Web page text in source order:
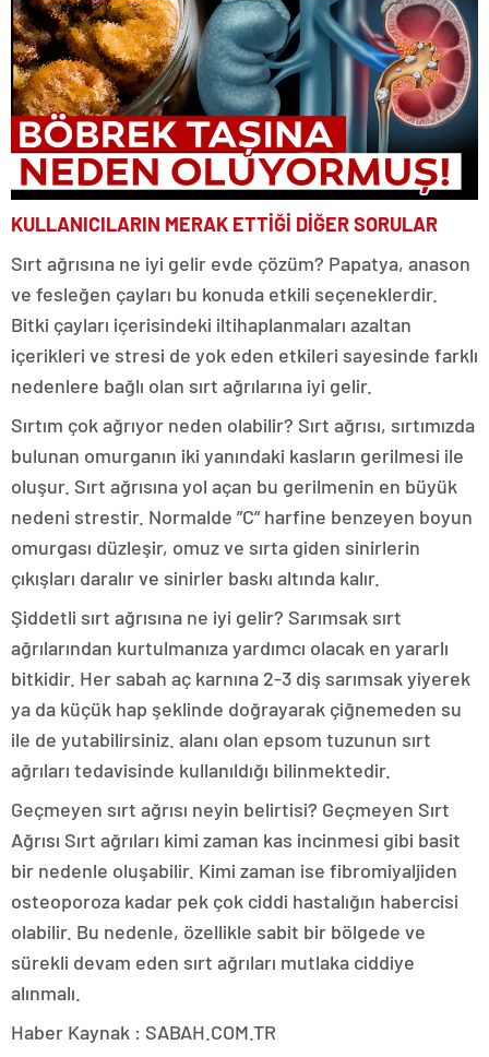
KULLANICILARIN MERAK ETTİĞİ DİĞER SORULAR
Sırt ağrısına ne iyi gelir evde çözüm? Papatya, anason
ve fesleğen çayları bu konuda etkili seçeneklerdir.
Bitki çayları içerisindeki iltihaplanmaları azaltan
içerikleri ve stresi de yok eden etkileri sayesinde farklı
nedenlere bağlı olan sırt ağrılarına iyi gelir.
Sırtım çok ağrıyor neden olabilir? Sırt ağrısı, sırtımızda
bulunan omurganın iki yanındaki kasların gerilmesi ile
oluşur. Sırt ağrısına yol açan bu gerilmenin en büyük
nedeni strestir. Normalde ”C” harfine benzeyen boyun
omurgası düzleşir, omuz ve sırta giden sinirlerin
çıkışları daralır ve sinirler baskı altında kalır.
Şiddetli sırt ağrısına ne iyi gelir? Sarımsak sırt
ağrılarından kurtulmanıza yardımcı olacak en yararlı
bitkidir. Her sabah aç karnına 2-3 diş sarımsak yiyerek
ya da küçük hap şeklinde doğrayarak çiğnemeden su
ile de yutabilirsiniz. alanı olan epsom tuzunun sırt
ağrıları tedavisinde kullanıldığı bilinmektedir.
Geçmeyen sırt ağrısı neyin belirtisi? Geçmeyen Sırt
Ağrısı Sırt ağrıları kimi zaman kas incinmesi gibi basit
bir nedenle oluşabilir. Kimi zaman ise fibromiyaljiden
osteoporoza kadar pek çok ciddi hastalığın habercisi
olabilir. Bu nedenle, özellikle sabit bir bölgede ve
sürekli devam eden sırt ağrıları mutlaka ciddiye
alınmalı.
Haber Kaynak : SABAH.COM.TR